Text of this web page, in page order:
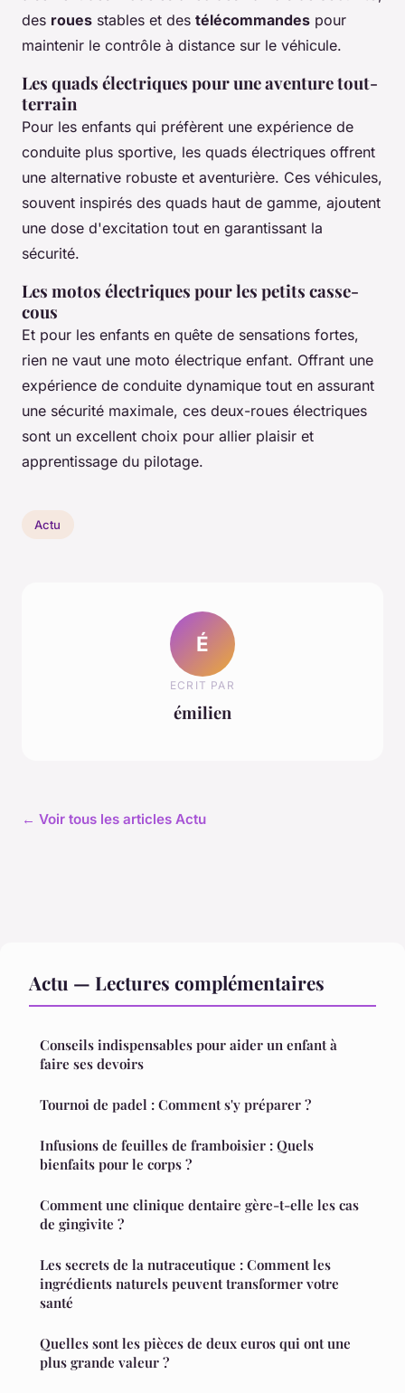
des roues stables et des télécommandes pour
maintenir le contrôle à distance sur le véhicule.
Les quads électriques pour une aventure tout-
terrain
Pour les enfants qui préfèrent une expérience de
conduite plus sportive, les quads électriques offrent
une alternative robuste et aventurière. Ces véhicules,
souvent inspirés des quads haut de gamme, ajoutent
une dose d'excitation tout en garantissant la
sécurité.
Les motos électriques pour les petits casse-
cous
Et pour les enfants en quête de sensations fortes,
rien ne vaut une moto électrique enfant. Offrant une
expérience de conduite dynamique tout en assurant
une sécurité maximale, ces deux-roues électriques
sont un excellent choix pour allier plaisir et
apprentissage du pilotage.
Actu
É
ECRIT PAR
émilien
← Voir tous les articles Actu
Actu — Lectures complémentaires
Conseils indispensables pour aider un enfant à
faire ses devoirs
Tournoi de padel : Comment s'y préparer ?
Infusions de feuilles de framboisier : Quels
bienfaits pour le corps ?
Comment une clinique dentaire gère-t-elle les cas
de gingivite ?
Les secrets de la nutraceutique : Comment les
ingrédients naturels peuvent transformer votre
santé
Quelles sont les pièces de deux euros qui ont une
plus grande valeur ?